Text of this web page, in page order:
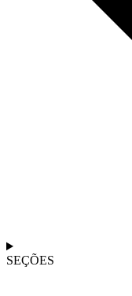
SEÇÕES